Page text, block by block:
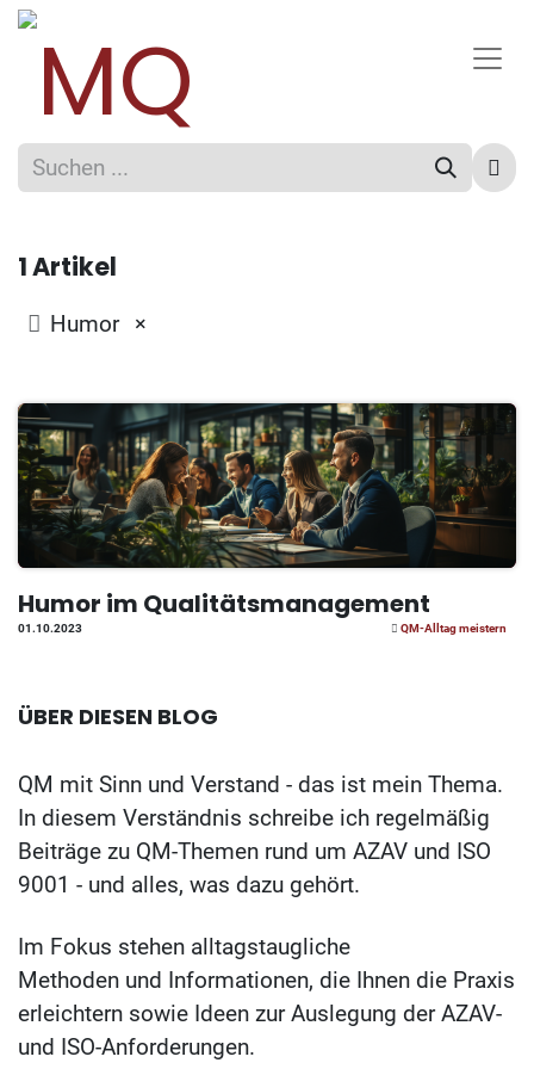
1 Artikel
Humor ×
Humor im Qualitätsmanagement
01.10.2023 QM-Alltag meistern
ÜBER DIESEN BLOG
QM mit Sinn und Verstand - das ist mein Thema.
In diesem Verständnis schreibe ich regelmäßig
Beiträge zu QM-Themen rund um AZAV und ISO
9001 - und alles, was dazu gehört.
Im Fokus stehen alltagstaugliche
Methoden und Informationen, die Ihnen die Praxis
erleichtern sowie Ideen zur Auslegung der AZAV-
und ISO-Anforderungen.